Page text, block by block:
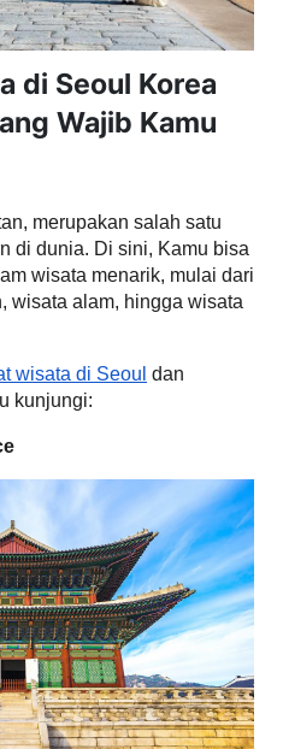
di Seoul Korea
Wajib Kamu
merupakan salah satu
di dunia. Di sini, Kamu bisa
wisata menarik, mulai dari
wisata alam, hingga wisata
wisata di Seoul dan
kunjungi: